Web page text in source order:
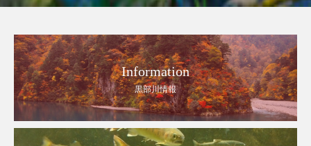
Information
黒部川情報